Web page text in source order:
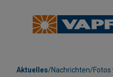
Aktuelles/Nachrichten/